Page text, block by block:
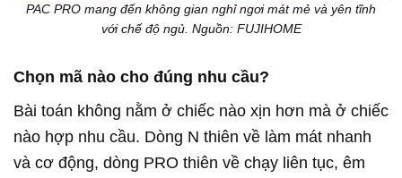
PAC PRO mang đến không gian nghỉ ngơi mát mẻ và yên tĩnh
với chế độ ngủ. Nguồn: FUJIHOME
Chọn mã nào cho đúng nhu cầu?
Bài toán không nằm ở chiếc nào xịn hơn mà ở chiếc
nào hợp nhu cầu. Dòng N thiên về làm mát nhanh
và cơ động, dòng PRO thiên về chạy liên tục, êm